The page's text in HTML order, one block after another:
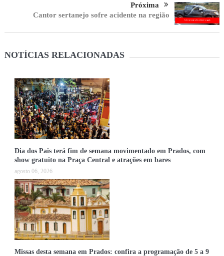
Próxima
Cantor sertanejo sofre acidente na região
NOTÍCIAS RELACIONADAS
Dia dos Pais terá fim de semana movimentado em Prados, com
show gratuito na Praça Central e atrações em bares
agosto 06, 2026
Missas desta semana em Prados: confira a programação de 5 a 9